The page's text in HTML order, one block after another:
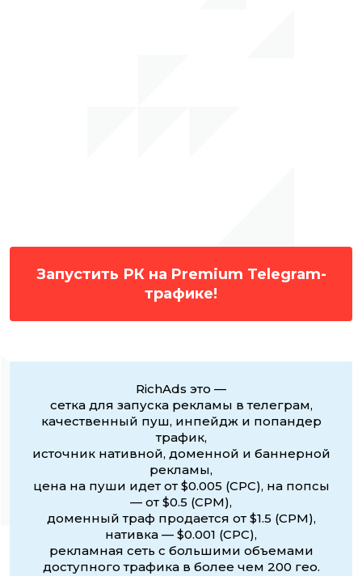
Запустить РК на Premium Telegram-
трафике!
RichAds это —
сетка для запуска рекламы в телеграм,
качественный пуш, инпейдж и попандер
трафик,
источник нативной, доменной и баннерной
рекламы,
цена на пуши идет от $0.005 (CPC), на попсы
— от $0.5 (CPM),
доменный траф продается от $1.5 (CPM),
нативка — $0.001 (CPC),
рекламная сеть с большими объемами
доступного трафика в более чем 200 гео.